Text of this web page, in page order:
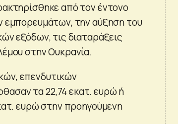
από τον έντονο
εμπορευμάτων, την αύξηση του
εξόδων, τις διαταράξεις
στην Ουκρανία.
επενδυτικών
τα 22,74 εκατ. ευρώ ή
ευρώ στην προηγούμενη